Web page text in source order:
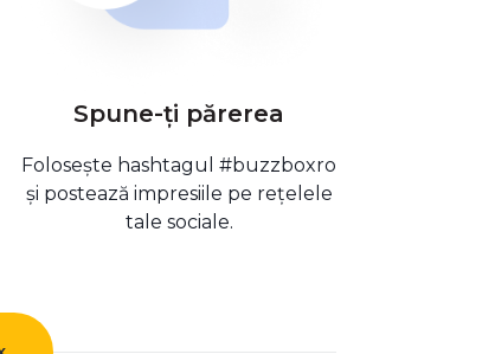
Spune-ți părerea
Folosește hashtagul #buzzboxro
și postează impresiile pe rețelele
tale sociale.